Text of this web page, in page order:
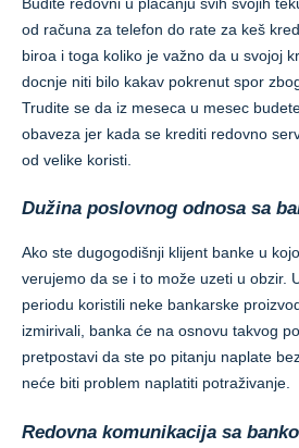
od računa za telefon do rate za keš
biroa i toga koliko je važno da u svojoj
docnje niti bilo kakav pokrenut spor
Trudite se da iz meseca u mesec
obaveza jer kada se krediti redovno
od velike koristi.
Dužina poslovnog odnosa sa
Ako ste dugogodišnji klijent banke u
verujemo da se i to može uzeti u obzir.
periodu koristili neke bankarske
izmirivali, banka će na osnovu takvog
pretpostavi da ste po pitanju naplate
neće biti problem naplatiti potraživanje.
Redovna komunikacija sa